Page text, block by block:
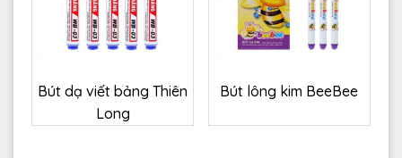
Bút dạ viết bảng Thiên
Long
Bút lông kim BeeBee